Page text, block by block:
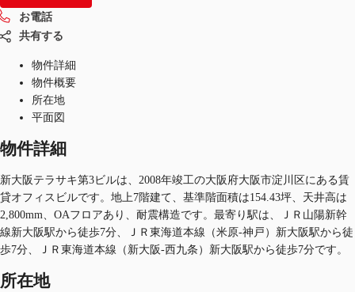
お電話
共有する
物件詳細
物件概要
所在地
平面図
物件詳細
新大阪テラサキ第3ビルは、2008年竣工の大阪府大阪市淀川区にある賃
貸オフィスビルです。地上7階建て、基準階面積は154.43坪、天井高は
2,800mm、OAフロアあり、耐震構造です。最寄り駅は、ＪＲ山陽新幹
線新大阪駅から徒歩7分、ＪＲ東海道本線（米原-神戸）新大阪駅から徒
歩7分、ＪＲ東海道本線（新大阪-西九条）新大阪駅から徒歩7分です。
所在地